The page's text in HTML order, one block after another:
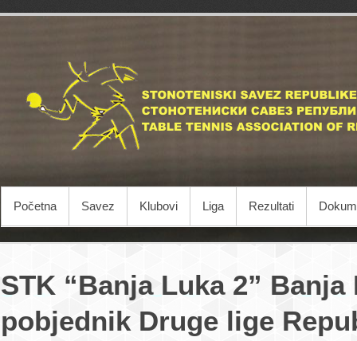
Početna Savez Klubovi Liga Rezultati
STK “Banja Luka 2” Banja
pobjednik Druge lige